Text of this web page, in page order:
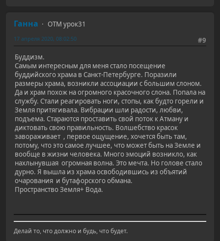
Ганна
ОТМ урок31
#9
17 апреля 2020, 08:02:50
Буддизм.
Самым интересным для меня стало посещение
буддийского храма в Санкт-Петербурге. Поразили
размеры храма, возникли ассоциации с большим слоном.
Да и храм похож на огромного красочного слона. Попала на
службу. Стали реагировать ноги, стопы, как будто горели и
Земля притягивала. Вибрации шли радости, любви,
подъема. Стараются проставить свой поток к Атману и
диктовать свою правильность. Волшебство красок
завораживает , первое ощущение, хочется быть там,
потому, что это самое лучшее, что может быть на Земле и
вообще в жизни человека. Много эмоций возникло, как
нахлынувшая огромная волна. Это мечта. Но голове стало
дурно. Я вышла из храма освободившись из объятий
очарования и бутафорского обмана.
Пространство Земля+ Вода.
Делай то, что должно и будь, что будет.